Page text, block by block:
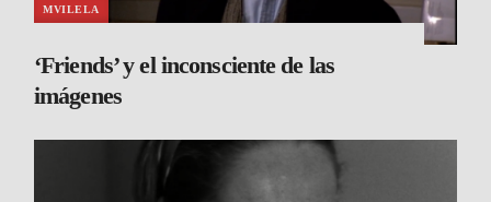
MVILELA
‘Friends’ y el inconsciente de las
imágenes